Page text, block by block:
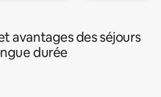
avantages des séjours
durée